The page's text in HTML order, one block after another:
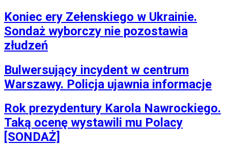
Koniec ery Zełenskiego w Ukrainie.
Sondaż wyborczy nie pozostawia
złudzeń
Bulwersujący incydent w centrum
Warszawy. Policja ujawnia informacje
Rok prezydentury Karola Nawrockiego.
Taką ocenę wystawili mu Polacy
[SONDAŻ]